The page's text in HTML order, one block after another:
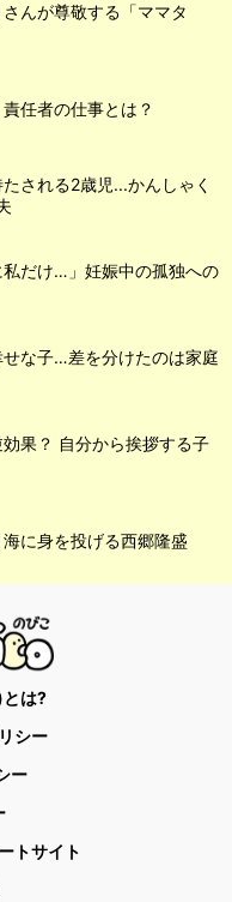
んが尊敬する「ママタ
任者の仕事とは？
される2歳児...かんしゃく
私だけ…」妊娠中の孤独への
な子…差を分けたのは家庭
効果？ 自分から挨拶する子
に身を投げる西郷隆盛
は?
シー
ー
トサイト